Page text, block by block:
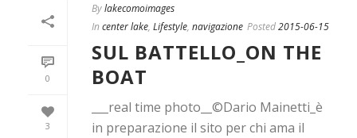
0
3
Bylakecomoimages
In center lake, Lifestyle, navigazione Posted2015-06-15
SUL BATTELLO_ON THE
BOAT
___real time photo__©Dario Mainetti_è
in preparazione il sito per chi ama il